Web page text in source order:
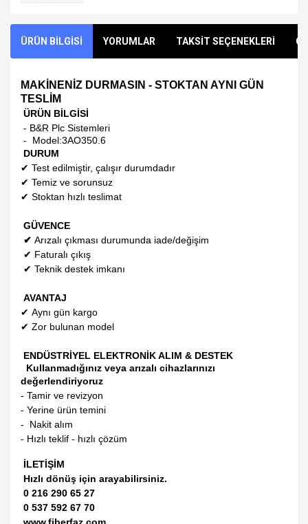
ÜRÜN BİLGİSİ YORUMLAR TAKSİT SEÇENEKLERİ
MAKİNENİZ DURMASIN - STOKTAN AYNI GÜN
TESLİM
ÜRÜN BİLGİSİ
- B&R Plc Sistemleri
- Model:3AO350.6
DURUM
✔ Test edilmiştir, çalışır durumdadır
✔ Temiz ve sorunsuz
✔ Stoktan hızlı teslimat
GÜVENCE
✔ Arızalı çıkması durumunda iade/değişim
✔ Faturalı çıkış
✔ Teknik destek imkanı
AVANTAJ
✔ Aynı gün kargo
✔ Zor bulunan model
ENDÜSTRİYEL ELEKTRONİK ALIM & DESTEK
Kullanmadığınız veya arızalı cihazlarınızı
değerlendiriyoruz
- Tamir ve revizyon
- Yerine ürün temini
- Nakit alım
- Hızlı teklif - hızlı çözüm
İLETİŞİM
Hızlı dönüş için arayabilirsiniz.
0 216 290 65 27
0 537 592 67 70